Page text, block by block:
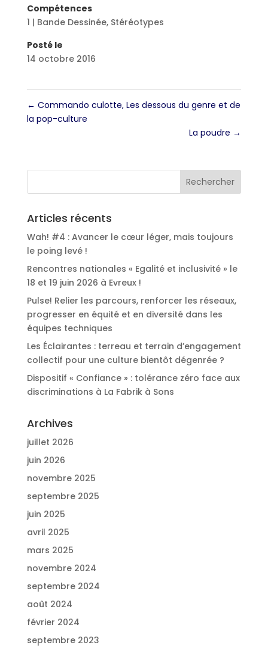
Compétences
1 | Bande Dessinée, Stéréotypes
Posté le
14 octobre 2016
← Commando culotte, Les dessous du genre et de
la pop-culture
La poudre →
Articles récents
Wah! #4 : Avancer le cœur léger, mais toujours
le poing levé !
Rencontres nationales « Egalité et inclusivité » le
18 et 19 juin 2026 à Evreux !
Pulse! Relier les parcours, renforcer les réseaux,
progresser en équité et en diversité dans les
équipes techniques
Les Éclairantes : terreau et terrain d’engagement
collectif pour une culture bientôt dégenrée ?
Dispositif « Confiance » : tolérance zéro face aux
discriminations à La Fabrik à Sons
Archives
juillet 2026
juin 2026
novembre 2025
septembre 2025
juin 2025
avril 2025
mars 2025
novembre 2024
septembre 2024
août 2024
février 2024
septembre 2023